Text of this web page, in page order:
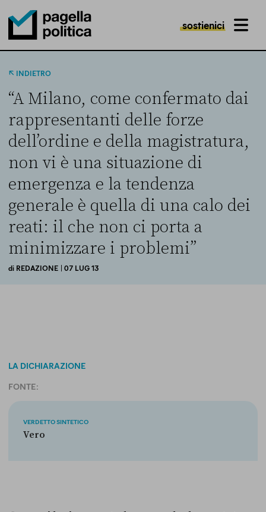
Pagella Politica Logo
sostienici MENU
INDIETRO
“A Milano, come confermato dai
rappresentanti delle forze
dell’ordine e della magistratura,
non vi è una situazione di
emergenza e la tendenza
generale è quella di una calo dei
reati: il che non ci porta a
minimizzare i problemi”
di REDAZIONE | 07 LUG 13
LA DICHIARAZIONE
FONTE:
VERDETTO SINTETICO
Vero